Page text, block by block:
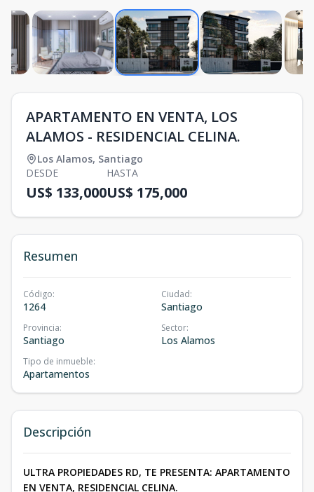
APARTAMENTO EN VENTA, LOS
ALAMOS - RESIDENCIAL CELINA.
Los Alamos, Santiago
DESDE
US$ 133,000
HASTA
US$ 175,000
Resumen
Código:
1264
Ciudad:
Santiago
Provincia:
Santiago
Sector:
Los Alamos
Tipo de inmueble:
Apartamentos
Descripción
ULTRA PROPIEDADES RD, TE PRESENTA: APARTAMENTO
EN VENTA, RESIDENCIAL CELINA.